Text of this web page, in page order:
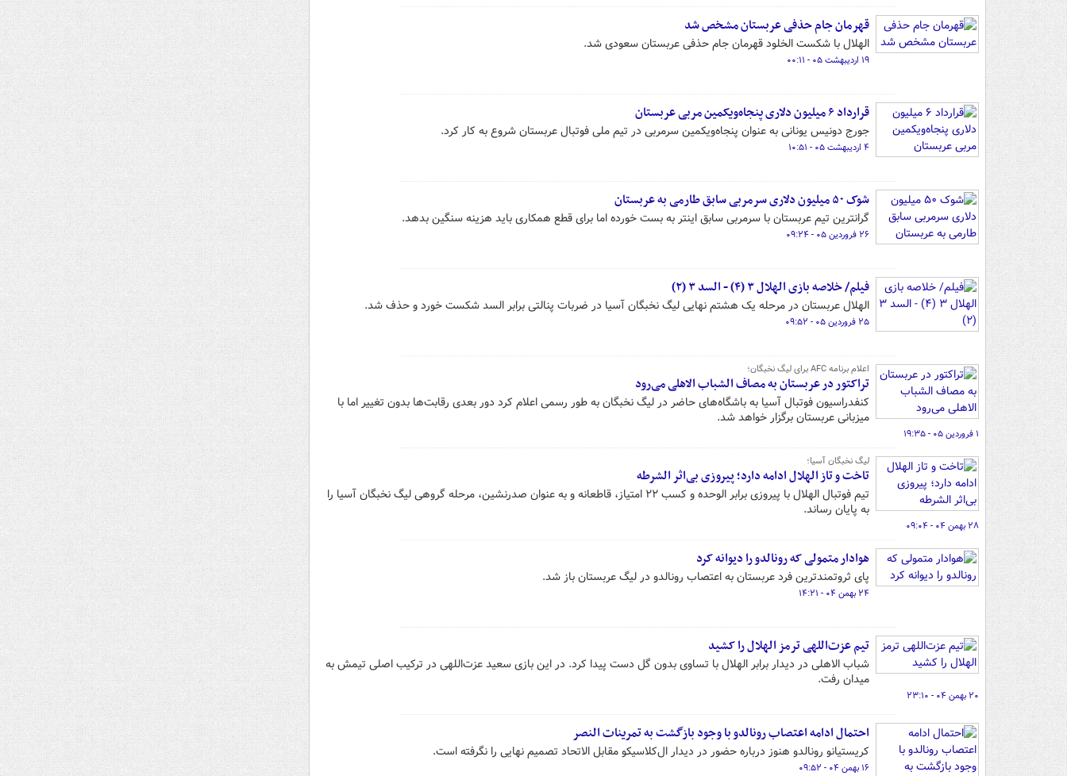
قهرمان جام حذفی عربستان مشخص شد
الهلال با شکست الخلود قهرمان جام حذفی عربستان سعودی شد.
۱۹ اردیبهشت ۰۵ - ۰۰:۱۱
قرارداد ۶ میلیون دلاری پنجاه‌ویکمین مربی عربستان
جورج دونیس یونانی به عنوان پنجاه‌ویکمین سرمربی در تیم ملی فوتبال عربستان شروع به کار کرد.
۴ اردیبهشت ۰۵ - ۱۰:۵۱
شوک ۵٠ میلیون دلاری سرمربی سابق طارمی به عربستان
گرانترین تیم عربستان با سرمربی سابق اینتر به بست خورده اما برای قطع همکاری باید هزینه سنگین بدهد.
۲۶ فروردین ۰۵ - ۰۹:۲۴
فیلم/ خلاصه بازی الهلال ۳ (۴) - السد ۳ (۲)
الهلال عربستان در مرحله یک هشتم نهایی لیگ نخبگان آسیا در ضربات پنالتی برابر السد شکست خورد و حذف شد.
۲۵ فروردین ۰۵ - ۰۹:۵۲
اعلام برنامه AFC برای لیگ نخبگان؛
تراکتور در عربستان به مصاف الشباب الاهلی می‌رود
کنفدراسیون فوتبال آسیا به باشگاه‌های حاضر در لیگ نخبگان به طور رسمی اعلام کرد دور بعدی رقابت‌ها بدون تغییر اما با
میزبانی عربستان برگزار خواهد شد.
۱ فروردین ۰۵ - ۱۹:۳۵
لیگ نخبگان آسیا؛
تاخت و تاز الهلال ادامه دارد؛ پیروزی بی‌اثر الشرطه
تیم فوتبال الهلال با پیروزی برابر الوحده و کسب ۲۲ امتیاز، قاطعانه و به عنوان صدرنشین، مرحله گروهی لیگ نخبگان آسیا را
به پایان رساند.
۲۸ بهمن ۰۴ - ۰۹:۰۴
هوادار متمولی که رونالدو را دیوانه کرد
پای ثروتمندترین فرد عربستان به اعتصاب رونالدو در لیگ عربستان باز شد.
۲۴ بهمن ۰۴ - ۱۴:۲۱
تیم عزت‌اللهی ترمز الهلال را کشید
شباب الاهلی در دیدار برابر الهلال با تساوی بدون گل دست پیدا کرد. در این بازی سعید عزت‌اللهی در ترکیب اصلی تیمش به
میدان رفت.
۲۰ بهمن ۰۴ - ۲۳:۱۰
احتمال ادامه اعتصاب رونالدو با وجود بازگشت به تمرینات النصر
کریستیانو رونالدو هنوز درباره حضور در دیدار ال‌کلاسیکو مقابل الاتحاد تصمیم نهایی را نگرفته است.
۱۶ بهمن ۰۴ - ۰۹:۵۲